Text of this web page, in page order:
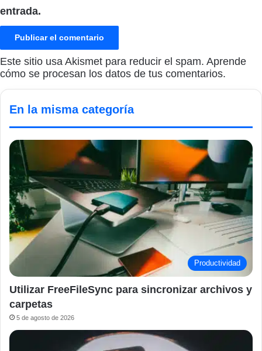
entrada.
Este sitio usa Akismet para reducir el spam. Aprende
cómo se procesan los datos de tus comentarios.
En la misma categoría
Productividad
Utilizar FreeFileSync para sincronizar archivos y
carpetas
5 de agosto de 2026